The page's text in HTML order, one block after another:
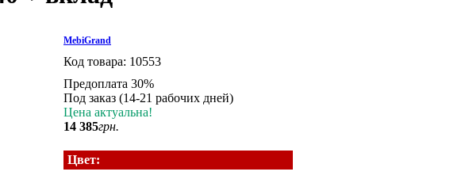
MebiGrand
Код товара: 10553
Предоплата 30%
Под заказ (14-21 рабочих дней)
Цена актуальна!
14 385грн.
Цвет: